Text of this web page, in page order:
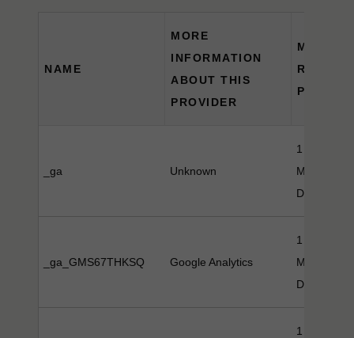
NAME
MORE
INFORMATION
ABOUT THIS
PROVIDER
PERIOD
_ga Unknown
1 Year(s),
Month(s), 4
Day(s)
_ga_GMS67THKSQ Google Analytics
1 Year(s),
Month(s), 4
Day(s)
1 Year(s),